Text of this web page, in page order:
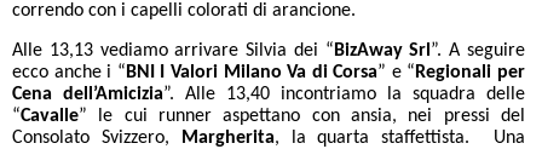
correndo con i capelli colorati di arancione.
Alle 13,13 vediamo arrivare Silvia dei “ BizAway Srl ”. A seguire
ecco anche i “ BNI I Valori Milano Va di Corsa” e “ Regionali per
Cena dell’Amicizia”. Alle 13,40 incontriamo la squadra delle
“Cavalle” le cui runner aspettano con ansia, nei pressi del
Consolato Svizzero, Margherita, la quarta staffettista. Una